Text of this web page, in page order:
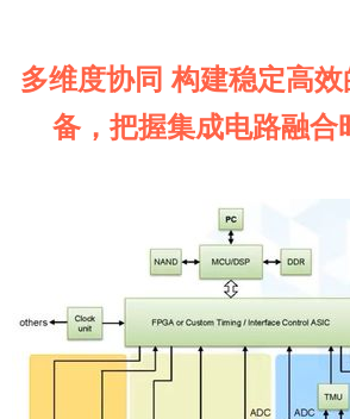
多维度协同 构建稳定高
备，把握集成电路融合